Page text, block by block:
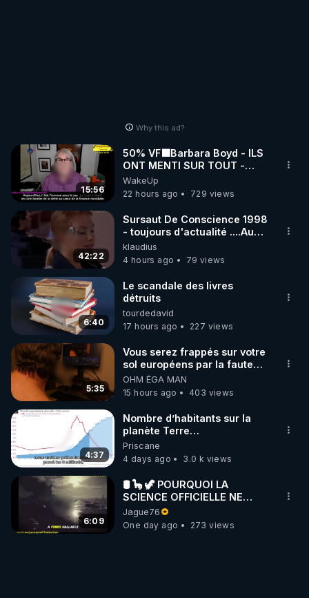
Why this ad?
15:56
50% VF🟩Barbara Boyd - ILS
ONT MENTI SUR TOUT -
Jocelyne Traduction
WakeUp
22 hours ago
729 views
42:22
Sursaut De Conscience 1998
- toujours d'actualité ....Au
Dela Du Réel
klaudius
4 hours ago
79 views
6:40
Le scandale des livres
détruits
tourdedavid
17 hours ago
227 views
5:35
Vous serez frappés sur votre
sol européens par la faute
des dirigeants qui s'en
mettent dans le nez
OHM ÉGA MAN
15 hours ago
403 views
4:37
Nombre d’habitants sur la
planète Terre…
Priscane
4 days ago
3.0 k views
6:09
🛢 🦕 🦖 POURQUOI LA
SCIENCE OFFICIELLE NE
CONNAÎT-ELLE PAS LA VRAIE
ORIGINE DU PÉTROLE ?
Jague76
One day ago
273 views